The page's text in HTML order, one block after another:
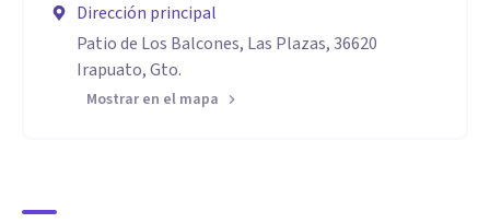
Dirección principal
Patio de Los Balcones, Las Plazas, 36620
Irapuato, Gto.
Mostrar en el mapa